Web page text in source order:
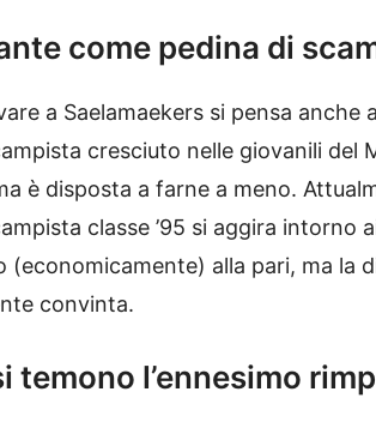
come pedina di
a Saelamaekers si pensa
cresciuto nelle giovanili del
è disposta a farne a meno.
classe ’95 si aggira intorno
(economicamente) alla pari, ma la
convinta.
temono l’ennesimo